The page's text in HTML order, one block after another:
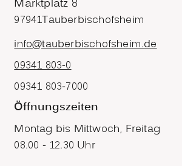
Marktplatz 8
97941Tauberbischofsheim
info@tauberbischofsheim.de
09341 803-0
09341 803-7000
Öffnungszeiten
Montag bis Mittwoch, Freitag
08.00 - 12.30 Uhr